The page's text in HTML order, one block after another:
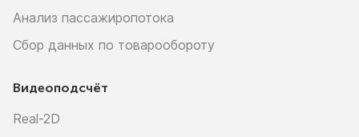
Анализ пассажиропотока
Сбор данных по товарообороту
Видеоподсчёт
Real-2D